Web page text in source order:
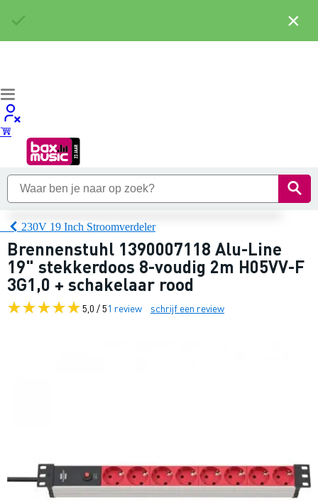
230V 19 Inch Stroomverdeler
Brennenstuhl 1390007118 Alu-Line
19" stekkerdoos 8-voudig 2m H05VV-F
3G1,0 + schakelaar rood
5,0 / 51 review schrijf een review
×